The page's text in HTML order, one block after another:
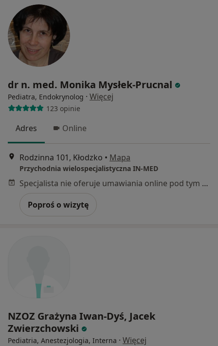
dr n. med. Monika Mysłek-Prucnal
Pediatra, Endokrynolog · Więcej
123 opinie
Adres Online
Rodzinna 101, Kłodzko • Mapa
Przychodnia wielospecjalistyczna IN-MED
Specjalista nie oferuje umawiania online pod tym adresem.
Poproś o wizytę
NZOZ Grażyna Iwan-Dyś, Jacek
Zwierzchowski
Pediatria, Anestezjologia, Interna · Więcej